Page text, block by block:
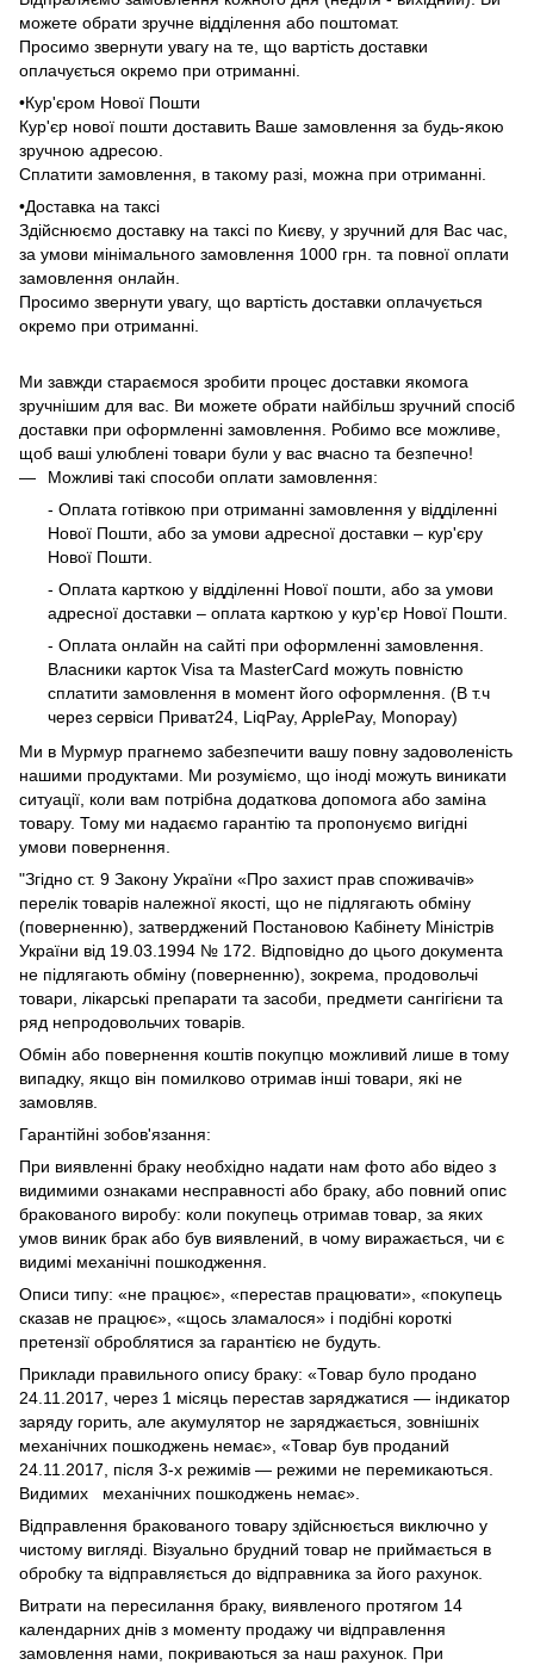
можете обрати зручне відділення або поштомат.
Просимо звернути увагу на те, що вартість доставки
оплачується окремо при отриманні.
•Кур'єром Нової Пошти
Кур'єр нової пошти доставить Ваше замовлення за будь-якою
зручною адресою.
Сплатити замовлення, в такому разі, можна при отриманні.
•Доставка на таксі
Здійснюємо доставку на таксі по Києву, у зручний для Вас час,
за умови мінімального замовлення 1000 грн. та повної оплати
замовлення онлайн.
Просимо звернути увагу, що вартість доставки оплачується
окремо при отриманні.
Ми завжди стараємося зробити процес доставки якомога
зручнішим для вас. Ви можете обрати найбільш зручний спосіб
доставки при оформленні замовлення. Робимо все можливе,
щоб ваші улюблені товари були у вас вчасно та безпечно!
Можливі такі способи оплати замовлення:
- Оплата готівкою при отриманні замовлення у відділенні
Нової Пошти, або за умови адресної доставки – кур'єру
Нової Пошти.
- Оплата карткою у відділенні Нової пошти, або за умови
адресної доставки – оплата карткою у кур'єр Нової Пошти.
- Оплата онлайн на сайті при оформленні замовлення.
Власники карток Visa та MasterCard можуть повністю
сплатити замовлення в момент його оформлення. (В т.ч
через сервіси Приват24, LiqPay, ApplePay, Monopay)
Ми в Мурмур прагнемо забезпечити вашу повну задоволеність
нашими продуктами. Ми розуміємо, що іноді можуть виникати
ситуації, коли вам потрібна додаткова допомога або заміна
товару. Тому ми надаємо гарантію та пропонуємо вигідні
умови повернення.
"Згідно ст. 9 Закону України «Про захист прав споживачів»
перелік товарів належної якості, що не підлягають обміну
(поверненню), затверджений Постановою Кабінету Міністрів
України від 19.03.1994 № 172. Відповідно до цього документа
не підлягають обміну (поверненню), зокрема, продовольчі
товари, лікарські препарати та засоби, предмети сангігієни та
ряд непродовольчих товарів.
Обмін або повернення коштів покупцю можливий лише в тому
випадку, якщо він помилково отримав інші товари, які не
замовляв.
Гарантійні зобов'язання:
При виявленні браку необхідно надати нам фото або відео з
видимими ознаками несправності або браку, або повний опис
бракованого виробу: коли покупець отримав товар, за яких
умов виник брак або був виявлений, в чому виражається, чи є
видимі механічні пошкодження.
Описи типу: «не працює», «перестав працювати», «покупець
сказав не працює», «щось зламалося» і подібні короткі
претензії оброблятися за гарантією не будуть.
Приклади правильного опису браку: «Товар було продано
24.11.2017, через 1 місяць перестав заряджатися — індикатор
заряду горить, але акумулятор не заряджається, зовнішніх
механічних пошкоджень немає», «Товар був проданий
24.11.2017, після 3-х режимів — режими не перемикаються.
Видимих механічних пошкоджень немає».
Відправлення бракованого товару здійснюється виключно у
чистому вигляді. Візуально брудний товар не приймається в
обробку та відправляється до відправника за його рахунок.
Витрати на пересилання браку, виявленого протягом 14
календарних днів з моменту продажу чи відправлення
замовлення нами, покриваються за наш рахунок. При